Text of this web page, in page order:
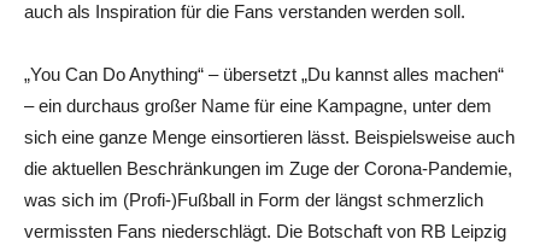
auch als Inspiration für die Fans verstanden werden soll.
„You Can Do Anything“ – übersetzt „Du kannst alles machen“
– ein durchaus großer Name für eine Kampagne, unter dem
sich eine ganze Menge einsortieren lässt. Beispielsweise auch
die aktuellen Beschränkungen im Zuge der Corona-Pandemie,
was sich im (Profi-)Fußball in Form der längst schmerzlich
vermissten Fans niederschlägt. Die Botschaft von RB Leipzig